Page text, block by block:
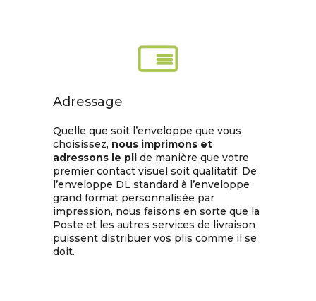
Adressage
Quelle que soit l’enveloppe que vous
choisissez, nous imprimons et
adressons le plide manière que votre
premier contact visuel soit qualitatif. De
l’enveloppe DL standard à l’enveloppe
grand format personnalisée par
impression, nous faisons en sorte que la
Poste et les autres services de livraison
puissent distribuer vos plis comme il se
doit.